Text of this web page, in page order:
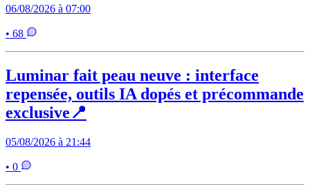
06/08/2026 à 07:00
• 68
Luminar fait peau neuve : interface
repensée, outils IA dopés et précommande
exclusive📍
05/08/2026 à 21:44
• 0